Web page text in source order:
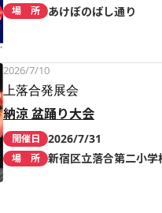
場 所 あけぼのばし通り
2026/7/10
上落合発展会
納涼 盆踊り大会
開催日 2026/7/31
場 所 新宿区立落合第二小学